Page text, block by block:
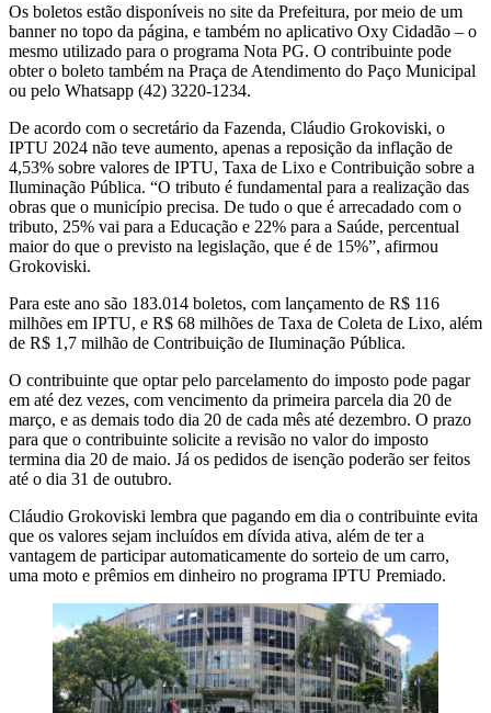
Os boletos estão disponíveis no site da Prefeitura, por meio de um
banner no topo da página, e também no aplicativo Oxy Cidadão – o
mesmo utilizado para o programa Nota PG. O contribuinte pode
obter o boleto também na Praça de Atendimento do Paço Municipal
ou pelo Whatsapp (42) 3220-1234.
De acordo com o secretário da Fazenda, Cláudio Grokoviski, o
IPTU 2024 não teve aumento, apenas a reposição da inflação de
4,53% sobre valores de IPTU, Taxa de Lixo e Contribuição sobre a
Iluminação Pública. “O tributo é fundamental para a realização das
obras que o município precisa. De tudo o que é arrecadado com o
tributo, 25% vai para a Educação e 22% para a Saúde, percentual
maior do que o previsto na legislação, que é de 15%”, afirmou
Grokoviski.
Para este ano são 183.014 boletos, com lançamento de R$ 116
milhões em IPTU, e R$ 68 milhões de Taxa de Coleta de Lixo, além
de R$ 1,7 milhão de Contribuição de Iluminação Pública.
O contribuinte que optar pelo parcelamento do imposto pode pagar
em até dez vezes, com vencimento da primeira parcela dia 20 de
março, e as demais todo dia 20 de cada mês até dezembro. O prazo
para que o contribuinte solicite a revisão no valor do imposto
termina dia 20 de maio. Já os pedidos de isenção poderão ser feitos
até o dia 31 de outubro.
Cláudio Grokoviski lembra que pagando em dia o contribuinte evita
que os valores sejam incluídos em dívida ativa, além de ter a
vantagem de participar automaticamente do sorteio de um carro,
uma moto e prêmios em dinheiro no programa IPTU Premiado.